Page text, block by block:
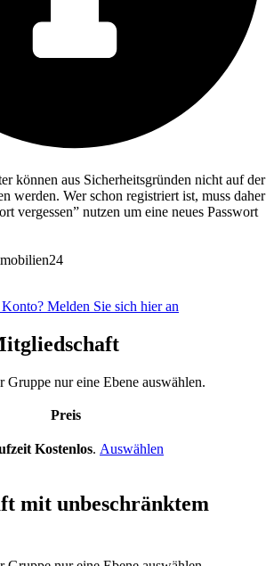
können aus Sicherheitsgründen nicht auf der
werden. Wer schon registriert ist, muss daher
vergessen” nutzen um eine neues Passwort
Melden Sie sich hier an
Gruppe nur eine Ebene auswählen.
Preis
Kostenlos. Auswählen
mit unbeschränktem